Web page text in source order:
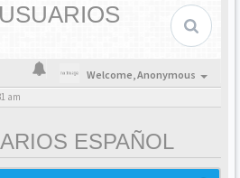
Welcome,Anonymous
am
ESPAÑOL